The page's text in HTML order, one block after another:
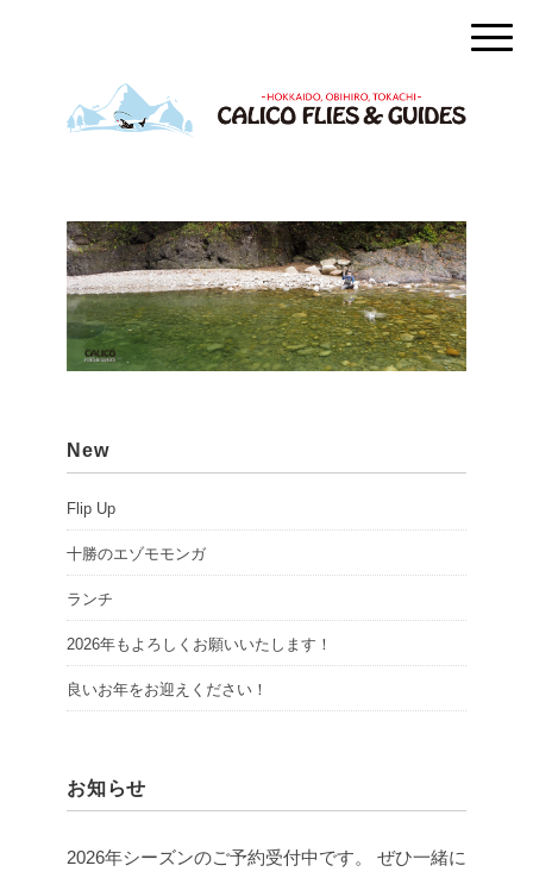
New
Flip Up
十勝のエゾモモンガ
ランチ
2026年もよろしくお願いいたします！
良いお年をお迎えください！
お知らせ
2026年シーズンのご予約受付中です。 ぜひ一緒に